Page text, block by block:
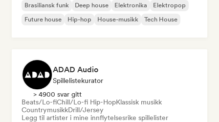
Brasiliansk funk Deep house Elektronika
Elektropop
Future house
Hip-hop House-musikk Tech House
ADAD Audio
Spillelistekurator
> 4900 svar gitt
Beats/Lo-fiChill/Lo-fi Hip-HopKlassisk musikk
CountrymusikkDrill/Jersey
Legg til artister i mine innflytelsesrike spillelister